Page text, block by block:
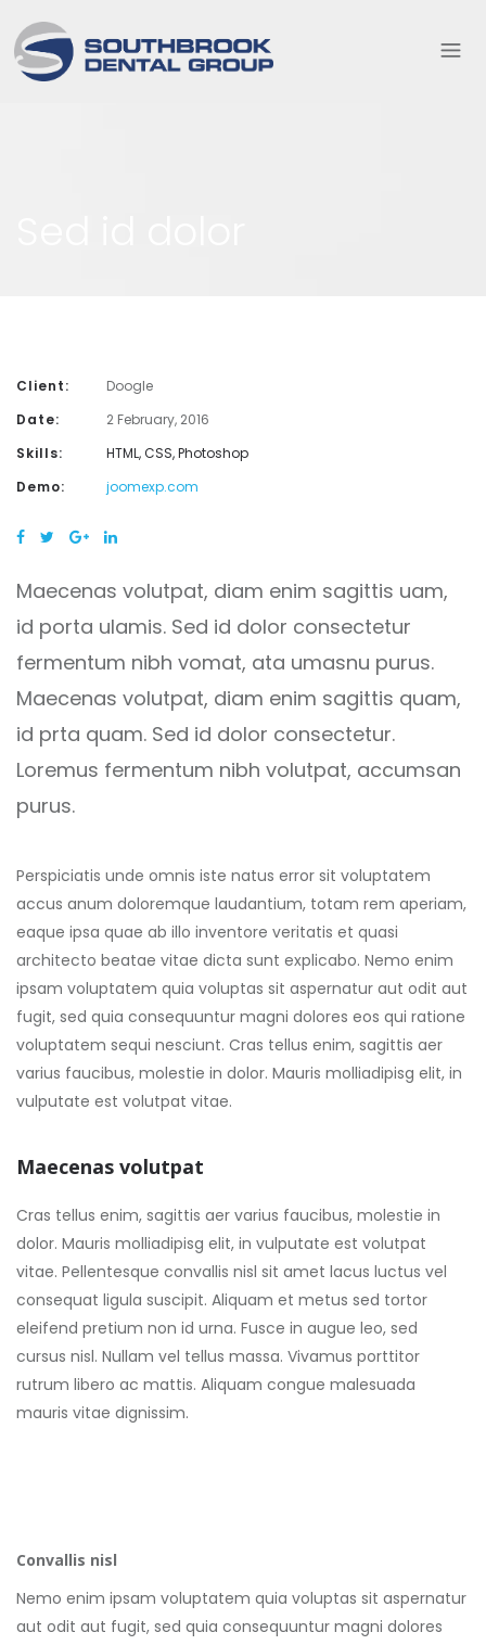
Client:
Doogle
Date:
2 February, 2016
Skills:
HTML, CSS, Photoshop
Demo:
joomexp.com
Maecenas volutpat, diam enim sagittis uam,
id porta ulamis. Sed id dolor consectetur
fermentum nibh vomat, ata umasnu purus.
Maecenas volutpat, diam enim sagittis quam,
id prta quam. Sed id dolor consectetur.
Loremus fermentum nibh volutpat, accumsan
purus.
Perspiciatis unde omnis iste natus error sit voluptatem
accus anum doloremque laudantium, totam rem aperiam,
eaque ipsa quae ab illo inventore veritatis et quasi
architecto beatae vitae dicta sunt explicabo. Nemo enim
ipsam voluptatem quia voluptas sit aspernatur aut odit aut
fugit, sed quia consequuntur magni dolores eos qui ratione
voluptatem sequi nesciunt. Cras tellus enim, sagittis aer
varius faucibus, molestie in dolor. Mauris molliadipisg elit, in
vulputate est volutpat vitae.
Maecenas volutpat
Cras tellus enim, sagittis aer varius faucibus, molestie in
dolor. Mauris molliadipisg elit, in vulputate est volutpat
vitae. Pellentesque convallis nisl sit amet lacus luctus vel
consequat ligula suscipit. Aliquam et metus sed tortor
eleifend pretium non id urna. Fusce in augue leo, sed
cursus nisl. Nullam vel tellus massa. Vivamus porttitor
rutrum libero ac mattis. Aliquam congue malesuada
mauris vitae dignissim.
Convallis nisl
Nemo enim ipsam voluptatem quia voluptas sit aspernatur
aut odit aut fugit, sed quia consequuntur magni dolores